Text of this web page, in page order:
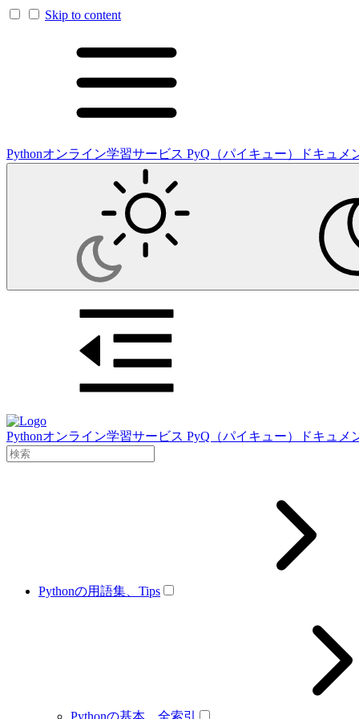
Skip to content
Pythonオンライン学習サービス PyQ（パイキュー）ドキュメ
Pythonオンライン学習サービス PyQ（パイキュー）ドキュメ
Pythonの用語集、Tips
Pythonの基本、全索引